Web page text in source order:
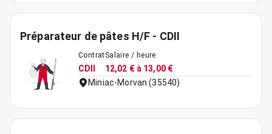
Préparateur de pâtes H/F - CDII
Contrat
CDII
Salaire / heure
12,02 € à 13,00 €
Miniac-Morvan (35540)